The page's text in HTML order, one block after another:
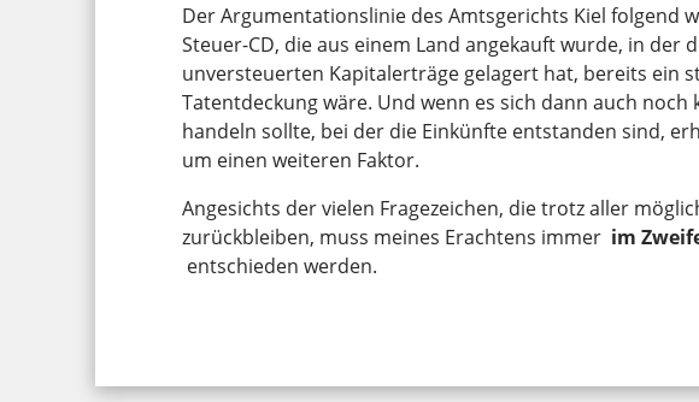
Der Argumentationslinie des Amtsgerichts Kiel folgend
Steuer-CD, die aus einem Land angekauft wurde, in der
unversteuerten Kapitalerträge gelagert hat, bereits ein
Tatentdeckung wäre. Und wenn es sich dann auch noch
handeln sollte, bei der die Einkünfte entstanden sind,
um einen weiteren Faktor.
Angesichts der vielen Fragezeichen, die trotz aller
zurückbleiben, muss meines Erachtens immer im
entschieden werden.